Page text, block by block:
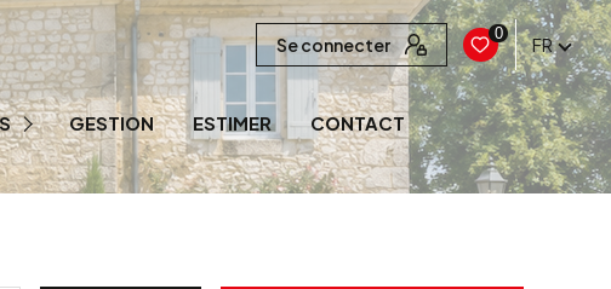
Se connecter
0
FR
GESTION ESTIMER CONTACT